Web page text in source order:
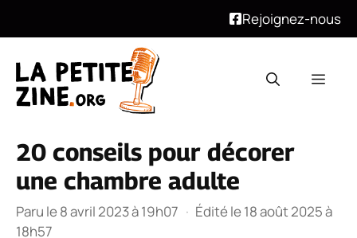
Rejoignez-nous
contenu
20 conseils pour décorer
une chambre adulte
Paru le 8 avril 2023 à 19h07 · Édité le 18 août 2025 à
18h57